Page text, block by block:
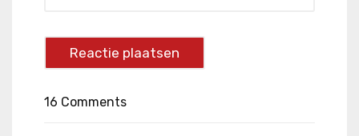
16 Comments